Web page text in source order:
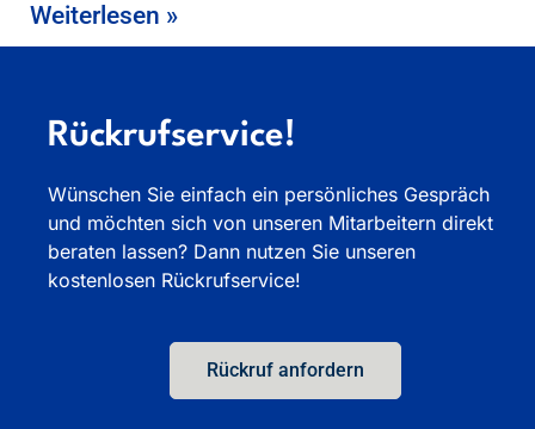
Weiterlesen »
Rückrufservice!
Wünschen Sie einfach ein persönliches Gespräch
und möchten sich von unseren Mitarbeitern direkt
beraten lassen? Dann nutzen Sie unseren
kostenlosen Rückrufservice!
Rückruf anfordern